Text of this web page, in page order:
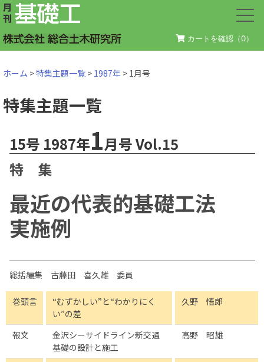
カートを確認（0）
ホーム >特集主題一覧 > 1987年 > 1月号
特集主題一覧
15号 1987年1月号 Vol.15
特 集
最近の代表的基礎工法
実施例
総括編集 古藤田 喜久雄 委員
巻頭言
“むずかしい”と“わかりにく
い”の差
久野 悟郎
報文
金沢シーサイドライン新交通
基礎の設計と施工
高野 昭雄